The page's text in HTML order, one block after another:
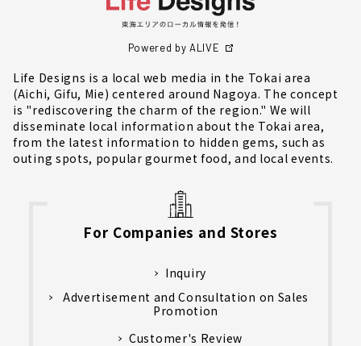
Powered by ALIVE
Life Designs is a local web media in the Tokai area
(Aichi, Gifu, Mie) centered around Nagoya. The concept
is "rediscovering the charm of the region." We will
disseminate local information about the Tokai area,
from the latest information to hidden gems, such as
outing spots, popular gourmet food, and local events.
For Companies and Stores
Inquiry
Advertisement and Consultation on Sales
Promotion
Customer's Review